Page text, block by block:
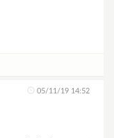
05/11/19 14:52